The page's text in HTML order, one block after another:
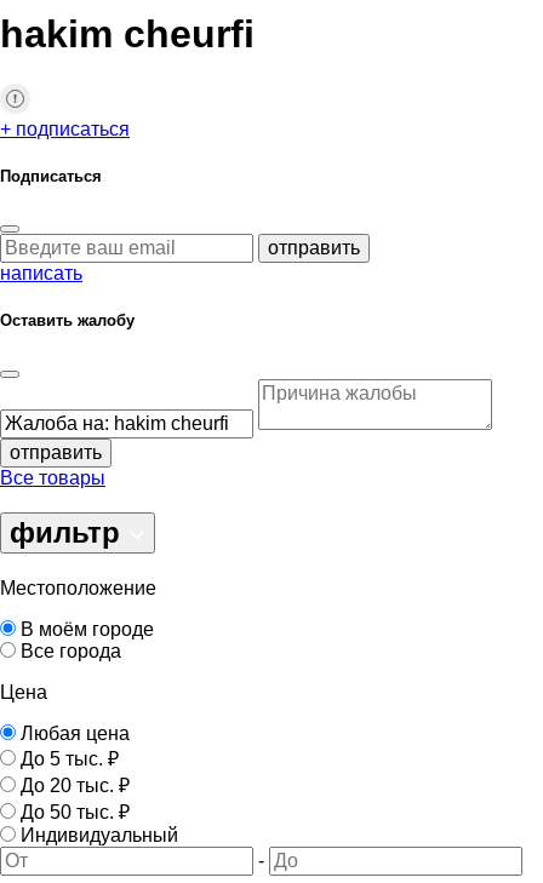
hakim cheurfi
+ подписаться
Подписаться
отправить
написать
Оставить жалобу
отправить
Все товары
фильтр
Местоположение
В моём городе
Все города
Цена
Любая цена
До 5 тыс. ₽
До 20 тыс. ₽
До 50 тыс. ₽
Индивидуальный
-